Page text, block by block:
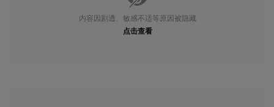
内容因剧透、敏感不适等原因被隐藏
点击查看